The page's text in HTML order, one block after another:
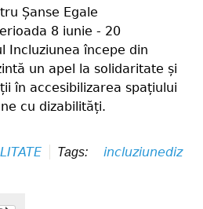
Șanse Egale
8 iunie - 20
Incluziunea începe din
un apel la solidaritate și
în accesibilizarea spațiului
cu dizabilități.
Tags: incluziunediz